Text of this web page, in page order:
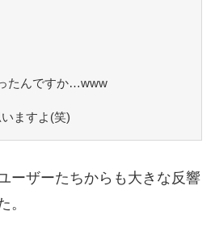
たんですか…www
ますよ(笑)
ーザーたちからも大きな反響
。